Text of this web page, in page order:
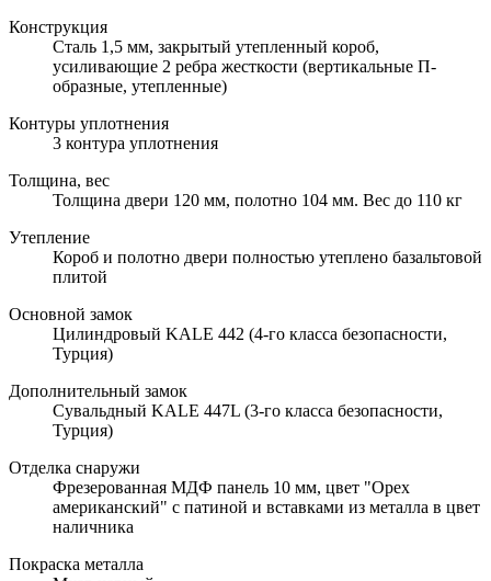
Конструкция
Сталь 1,5 мм, закрытый утепленный короб,
усиливающие 2 ребра жесткости (вертикальные П-
образные, утепленные)
Контуры уплотнения
3 контура уплотнения
Толщина, вес
Толщина двери 120 мм, полотно 104 мм. Вес до 110 кг
Утепление
Короб и полотно двери полностью утеплено базальтовой
плитой
Основной замок
Цилиндровый KALE 442 (4-го класса безопасности,
Турция)
Дополнительный замок
Сувальдный KALE 447L (3-го класса безопасности,
Турция)
Отделка снаружи
Фрезерованная МДФ панель 10 мм, цвет "Орех
американский" с патиной и вставками из металла в цвет
наличника
Покраска металла